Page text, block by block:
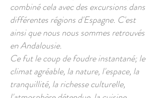
combiné cela avec des excursions dans
différentes régions d'Espagne. C'est
ainsi que nous nous sommes retrouvés
en Andalousie.
Ce fut le coup de foudre instantané; le
climat agréable, la nature, l'espace, la
tranquillité, la richesse culturelle,